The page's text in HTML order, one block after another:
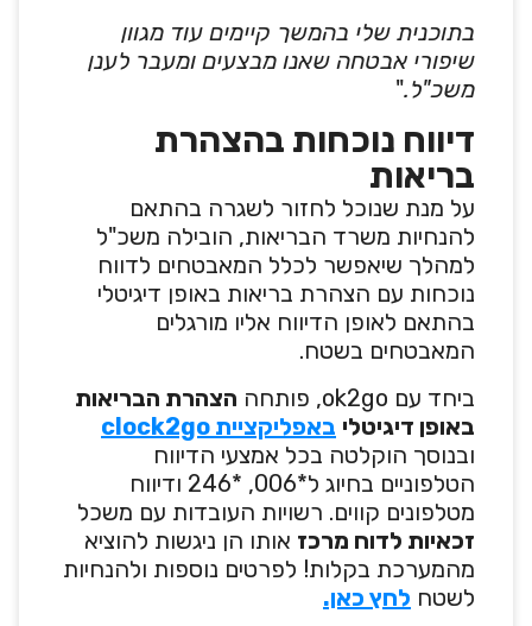
בתוכנית שלי בהמשך קיימים עוד מגוון
שיפורי אבטחה שאנו מבצעים ומעבר לענן
משכ"ל."
דיווח נוכחות בהצהרת
בריאות
על מנת שנוכל לחזור לשגרה בהתאם
להנחיות משרד הבריאות, הובילה משכ"ל
למהלך שיאפשר לכלל המאבטחים לדווח
נוכחות עם הצהרת בריאות באופן דיגיטלי
בהתאם לאופן הדיווח אליו מורגלים
המאבטחים בשטח.
ביחד עם ok2go, פותחה
הצהרת הבריאות
באופן דיגיטלי באפליקציית clock2go
ובנוסך הוקלטה בכל אמצעי הדיווח
הטלפוניים בחיוג ל*006, *246 ודיווח
מטלפונים קווים. רשויות העובדות עם משכל
זכאיות לדוח מרכז אותו הן ניגשות להוציא
מהמערכת בקלות! לפרטים נוספות ולהנחיות
לשטח לחץ כאן.